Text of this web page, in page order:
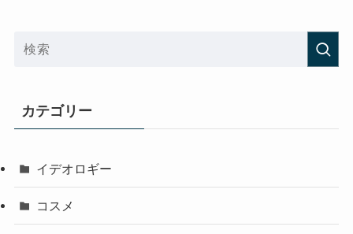
カテゴリー
イデオロギー
コスメ